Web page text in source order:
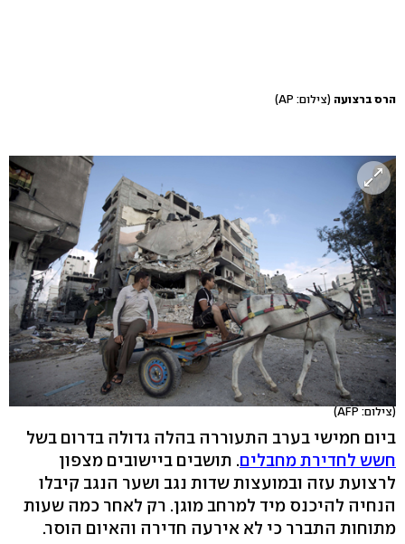
הרס ברצועה (צילום: AP)
(צילום: AFP)
ביום חמישי בערב התעוררה בהלה גדולה בדרום בשל
חשש לחדירת מחבלים. תושבים ביישובים מצפון
לרצועת עזה ובמועצות שדות נגב ושער הנגב קיבלו
הנחיה להיכנס מיד למרחב מוגן. רק לאחר כמה שעות
מתוחות התברר כי לא אירעה חדירה והאיום הוסר.